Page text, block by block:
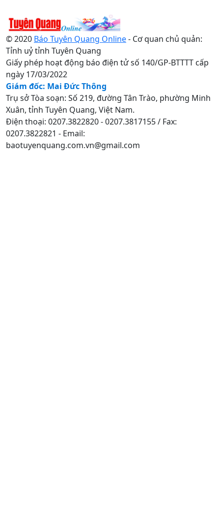
© 2020 Báo Tuyên Quang Online- Cơ quan chủ quản:
Tỉnh uỷ tỉnh Tuyên Quang
Giấy phép hoạt động báo điện tử số 140/GP-BTTTT cấp
ngày 17/03/2022
Giám đốc: Mai Đức Thông
Trụ sở Tòa soạn: Số 219, đường Tân Trào, phường Minh
Xuân, tỉnh Tuyên Quang, Việt Nam.
Điện thoại: 0207.3822820 - 0207.3817155 / Fax:
0207.3822821 - Email:
baotuyenquang.com.vn@gmail.com